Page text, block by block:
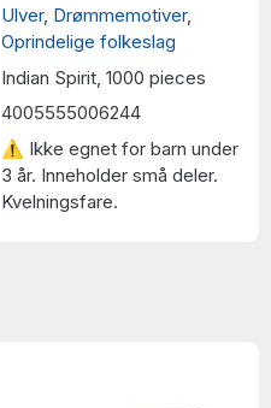
Ulver, Drømmemotiver,
Oprindelige folkeslag
Indian Spirit, 1000 pieces
4005555006244
⚠ Ikke egnet for barn under
3 år. Inneholder små deler.
Kvelningsfare.